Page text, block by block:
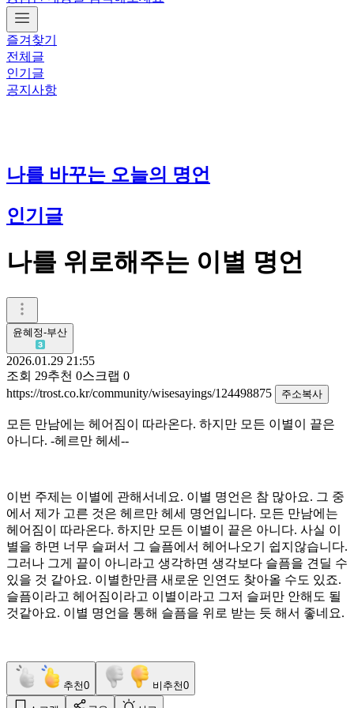
즐겨찾기
전체글
인기글
공지사항
나를 바꾸는 오늘의 명언
인기글
나를 위로해주는 이별 명언
윤혜정-부산
2026.01.29 21:55
조회 29추천 0스크랩 0
https://trost.co.kr/community/wisesayings/124498875
주소복사
모든 만남에는 헤어짐이 따라온다. 하지만 모든 이별이 끝은
아니다. -헤르만 헤세--
이번 주제는 이별에 관해서네요. 이별 명언은 참 많아요. 그 중
에서 제가 고른 것은 헤르만 헤세 명언입니다. 모든 만남에는
헤어짐이 따라온다. 하지만 모든 이별이 끝은 아니다. 사실 이
별을 하면 너무 슬퍼서 그 슬픔에서 헤어나오기 쉽지않습니다.
그러나 그게 끝이 아니라고 생각하면 생각보다 슬픔을 견딜 수
있을 것 같아요. 이별한만큼 새로운 인연도 찾아올 수도 있죠.
슬픔이라고 헤어짐이라고 이별이라고 그저 슬퍼만 안해도 될
것같아요. 이별 명언을 통해 슬픔을 위로 받는 듯 해서 좋네요.
추천0 비추천0